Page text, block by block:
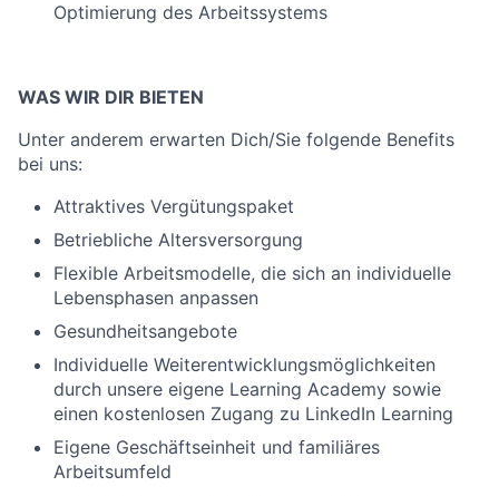
Optimierung des Arbeitssystems
WAS WIR DIR BIETEN
Unter anderem erwarten Dich/Sie folgende Benefits
bei uns:
Attraktives Vergütungspaket
Betriebliche Altersversorgung
Flexible Arbeitsmodelle, die sich an individuelle
Lebensphasen anpassen
Gesundheitsangebote
Individuelle Weiterentwicklungsmöglichkeiten
durch unsere eigene Learning Academy sowie
einen kostenlosen Zugang zu LinkedIn Learning
Eigene Geschäftseinheit und familiäres
Arbeitsumfeld